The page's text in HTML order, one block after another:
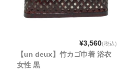
¥3,560(税込)
【un deux】竹カゴ巾着 浴衣
女性 黒